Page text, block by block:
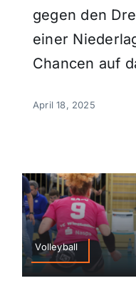
gegen den
einer
Chancen auf
April 18, 2025
Volleyball